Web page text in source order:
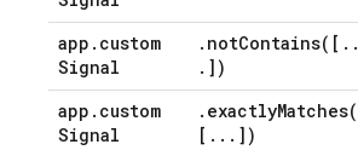
app . custom
Signal
. notContains( [ . .
. ])
app . custom
Signal
. exactlyMatches(
[ . . . ])